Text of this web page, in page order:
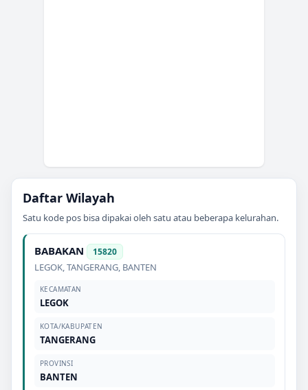
Daftar Wilayah
Satu kode pos bisa dipakai oleh satu atau beberapa kelurahan.
BABAKAN 15820
LEGOK,TANGERANG, BANTEN
KECAMATAN
LEGOK
KOTA/KABUPATEN
TANGERANG
PROVINSI
BANTEN